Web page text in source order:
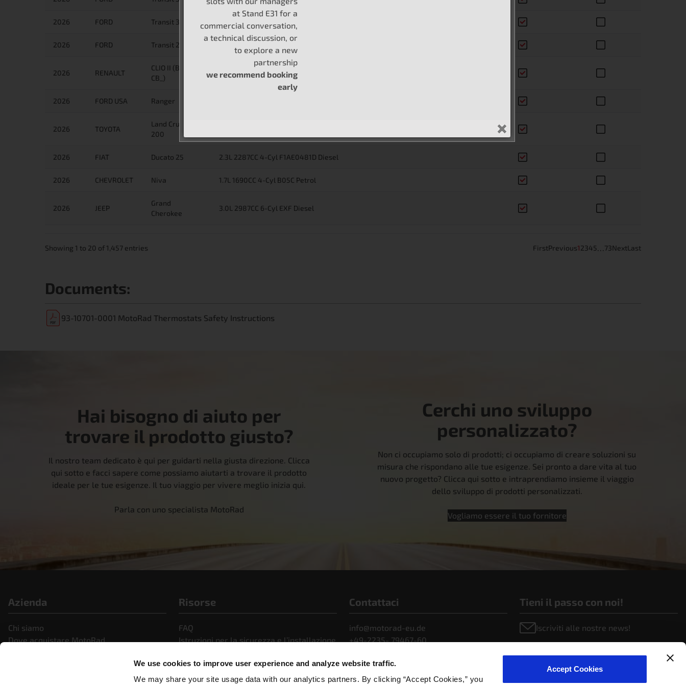
We use cookies to improve user experience and analyze website traffic.
We may share your site usage data with our analytics partners. By clicking “Accept Cookies,” you
Accept Cookies
2026 FORD Transit 310 2.0L 1995CC 4-Cyl YMR6 Diesel
2026 FORD Transit 290 2.0L 1995CC 4-Cyl BKFC/BKFD Mild Hybrid/diesel
2026 RENAULT
CLIO II (BB_,
CB_)
1.2L 1149CC 4-Cyl D4F 712/D4F 706 Petrol
2026 FORD USA Ranger
2026 TOYOTA
Land Cruiser
200
2026 FIAT Ducato 25 2.3L 2287CC 4-Cyl F1AE0481D Diesel
2026 CHEVROLET Niva 1.7L 1690CC 4-Cyl B05C Petrol
2026 JEEP
Grand
Cherokee
3.0L 2987CC 6-Cyl EXF Diesel
Showing 1 to 20 of 1,457 entries FirstPrevious12345…73NextLast
Documents:
93-10701-0001 MotoRad Thermostats Safety Instructions
Hai bisogno di aiuto per
trovare il prodotto giusto?
Il nostro team dedicato è qui per guidarti nella giusta direzione. Clicca
qui sotto e facci sapere come possiamo aiutarti a trovare il prodotto
ideale per le tue esigenze. Il tuo viaggio per vivere meglio inizia qui.
Parla con uno specialista MotoRad
Cerchi uno sviluppo
personalizzato?
Non ci occupiamo solo di prodotti; ci occupiamo di creare soluzioni su
misura che rispondano alle tue esigenze. Sei pronto a dare vita al tuo
nuovo progetto? Clicca qui sotto e intraprendiamo insieme il viaggio
dello sviluppo di prodotti personalizzati.
Vogliamo essere il tuo fornitore
Azienda
Chi siamo
Dove acquistare MotoRad
MotoRad Kraftfahrzeug Kühlsystem
Risorse
FAQ
Istruzioni per la sicurezza e l’installazione
Video
Contattaci
info@motorad-eu.de
+49-2235- 79467-60
Tieni il passo con noi!
Iscriviti alle nostre news!
at Stand E31 for a
commercial conversation,
a technical discussion, or
to explore a new
partnership
we recommend booking
early